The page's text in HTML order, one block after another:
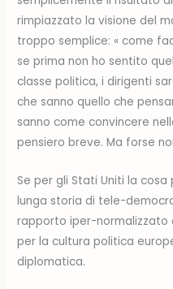
rimpiazzato la visione del
troppo semplice: « come
se prima non ho sentito
classe politica, i dirigenti
che sanno quello che
sanno come convincere
pensiero breve. Ma forse
Se per gli Stati Uniti la
lunga storia di tele-
rapporto iper-normalizzato
per la cultura politica
diplomatica.